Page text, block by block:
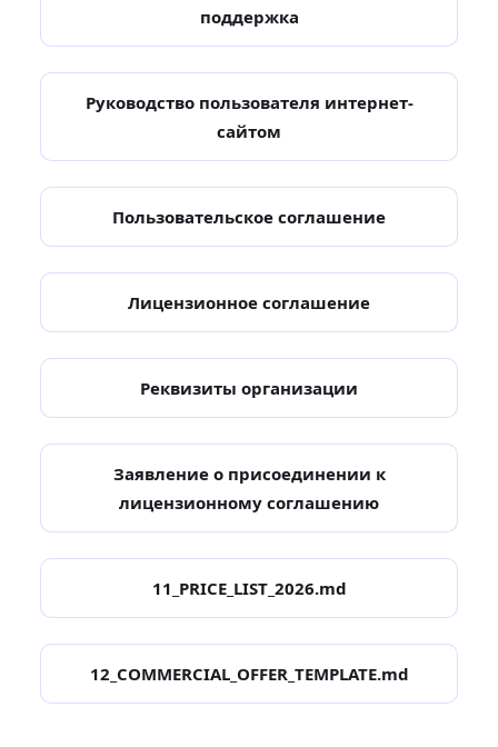
поддержка
Руководство пользователя интернет-
сайтом
Пользовательское соглашение
Лицензионное соглашение
Реквизиты организации
Заявление о присоединении к
лицензионному соглашению
11_PRICE_LIST_2026.md
12_COMMERCIAL_OFFER_TEMPLATE.md